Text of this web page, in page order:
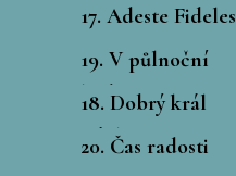
17. Adeste Fideles
19. V půlnoční
hodinu
18. Dobrý král
Václav
20. Čas radosti